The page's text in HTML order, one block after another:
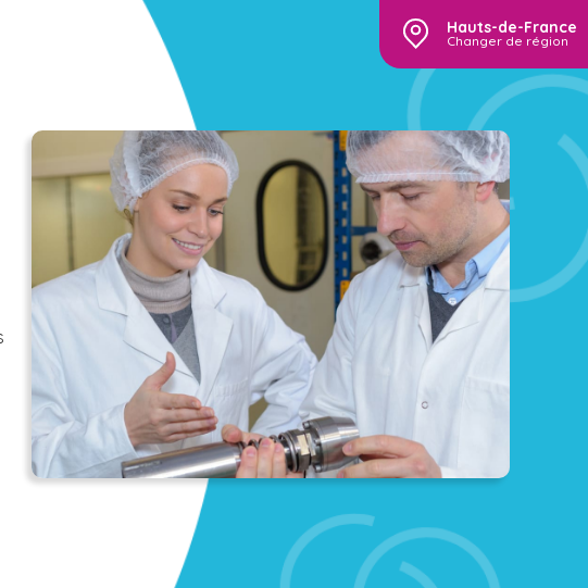
Hauts-de-France
Changer de région